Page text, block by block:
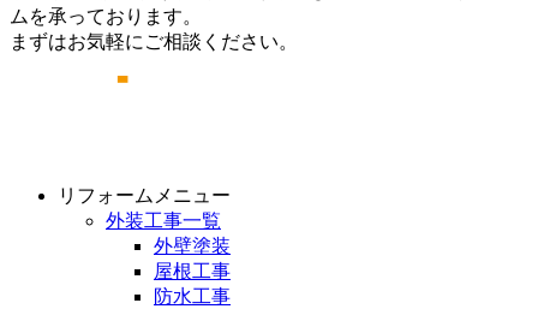
ムを承っております。
まずはお気軽にご相談ください。
リフォームメニュー
外装工事一覧
外壁塗装
屋根工事
防水工事